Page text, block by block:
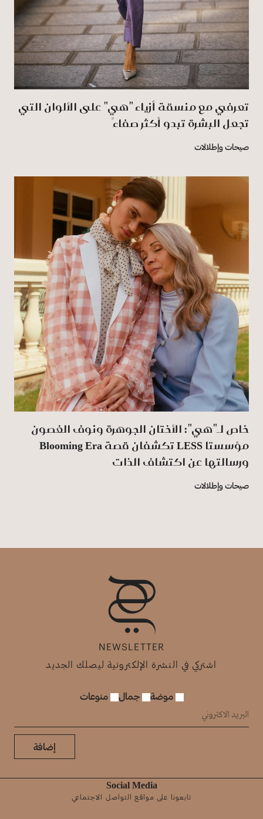
تعرفي مع منسقة أزياء "هي" على الألوان التي
تجعل البشرة تبدو أكثر صفاءً
صيحات وإطلالات
خاص لـ"هي": الأختان الجوهرة ونوف الغصون
مؤسستا LESS تكشفان قصة Blooming Era
ورسالتها عن اكتشاف الذات
صيحات وإطلالات
NEWSLETTER
اشتركي في النشرة الإلكترونية ليصلك الجديد
موضة جمال منوعات
إضافة
Social Media
تابعونا على مواقع التواصل الاجتماعي